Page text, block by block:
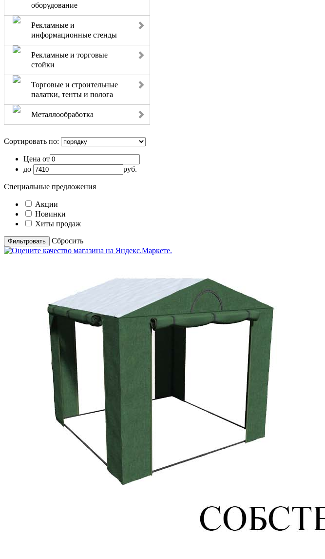
оборудование
Рекламные и
информационные стенды
Рекламные и торговые
стойки
Торговые и строительные
палатки, тенты и полога
Металлообработка
Сортировать по:
Цена от
до
руб.
Специальные предложения
Акции
Новинки
Хиты продаж
Cбросить